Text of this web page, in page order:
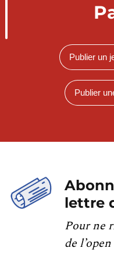
Publier un
Publier
lettre
Pour ne
de